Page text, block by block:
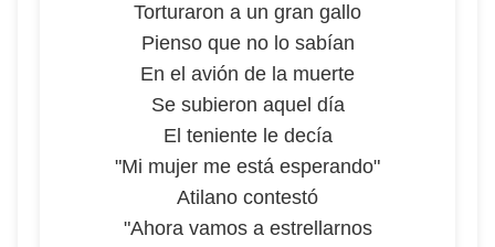
Torturaron a un gran gallo
Pienso que no lo sabían
En el avión de la muerte
Se subieron aquel día
El teniente le decía
"Mi mujer me está esperando"
Atilano contestó
"Ahora vamos a estrellarnos